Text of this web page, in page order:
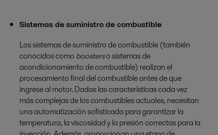
Sistemas de suministro de combustible
Los sistemas de suministro de combustible (también
conocidos como boosterso sistemas de
acondicionamiento de combustible) realizan el
procesamiento final del combustible antes de que
ingrese al motor. Dadas las características cada vez
más complejas de los combustibles actuales, necesitan
una automatización sofisticada para garantizar la
temperatura, la viscosidad y la presión correctas para la